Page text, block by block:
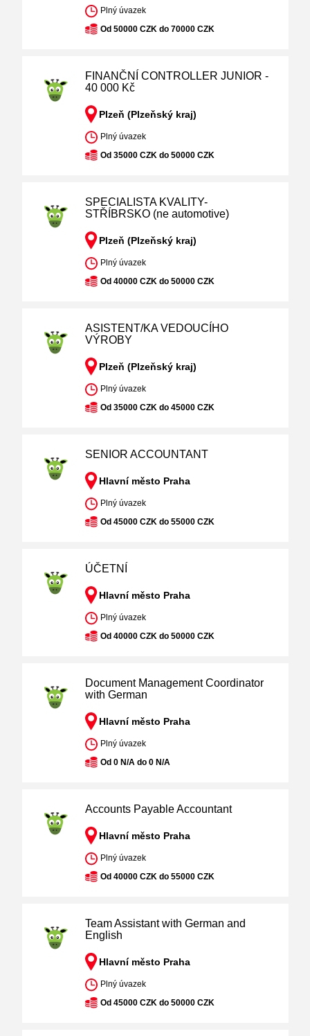
Plný úvazek
Od 50000 CZK do 70000 CZK
FINANČNÍ CONTROLLER JUNIOR -
40 000 Kč
Plzeň (Plzeňský kraj)
Plný úvazek
Od 35000 CZK do 50000 CZK
SPECIALISTA KVALITY-
STŘÍBRSKO (ne automotive)
Plzeň (Plzeňský kraj)
Plný úvazek
Od 40000 CZK do 50000 CZK
ASISTENT/KA VEDOUCÍHO
VÝROBY
Plzeň (Plzeňský kraj)
Plný úvazek
Od 35000 CZK do 45000 CZK
SENIOR ACCOUNTANT
Hlavní město Praha
Plný úvazek
Od 45000 CZK do 55000 CZK
ÚČETNÍ
Hlavní město Praha
Plný úvazek
Od 40000 CZK do 50000 CZK
Document Management Coordinator
with German
Hlavní město Praha
Plný úvazek
Od 0 N/A do 0 N/A
Accounts Payable Accountant
Hlavní město Praha
Plný úvazek
Od 40000 CZK do 55000 CZK
Team Assistant with German and
English
Hlavní město Praha
Plný úvazek
Od 45000 CZK do 50000 CZK